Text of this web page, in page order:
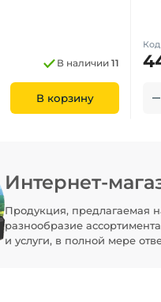
В наличии 11
В корзину
Код
Интернет-
Продукция, предлагаемая
разнообразие
и услуги, в полной мере